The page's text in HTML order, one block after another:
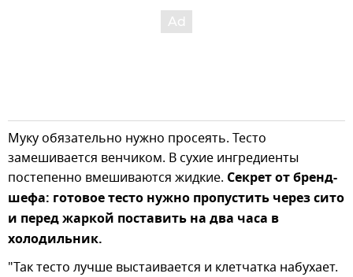
Муку обязательно нужно просеять. Тесто
замешивается венчиком. В сухие ингредиенты
постепенно вмешиваются жидкие. Секрет от бренд-
шефа: готовое тесто нужно пропустить через сито
и перед жаркой поставить на два часа в
холодильник.
"Так тесто лучше выстаивается и клетчатка набухает.